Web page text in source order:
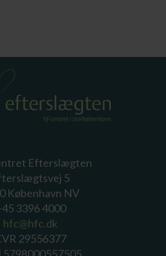
Efterslægten
5
København NV
3396 4000
hfc@hfc.dk
29556377
5798000557505